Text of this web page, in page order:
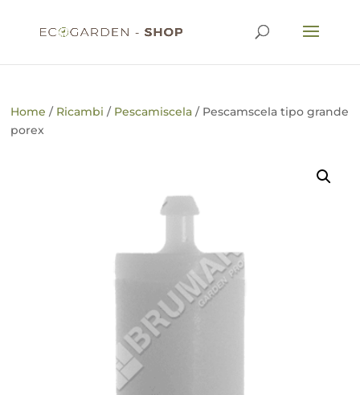
Home / Ricambi / Pescamiscela / Pescamscela tipo grande
porex